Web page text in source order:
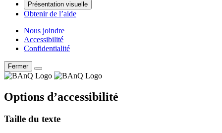
Présentation visuelle
Obtenir de l’aide
Nous joindre
Accessibilité
Confidentialité
Fermer
Options d’accessibilité
Taille du texte